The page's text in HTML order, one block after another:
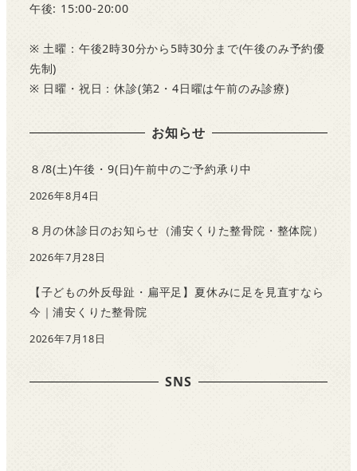
午後: 15:00-20:00
※ 土曜：午後2時30分から5時30分まで(午後のみ予約優
先制)
※ 日曜・祝日：休診(第2・4日曜は午前のみ診療)
お知らせ
８/8(土)午後・9(日)午前中のご予約承り中
2026年8月4日
８月の休診日のお知らせ（浦安くりた整骨院・整体院）
2026年7月28日
【子どもの外反母趾・扁平足】夏休みに足を見直すなら
今｜浦安くりた整骨院
2026年7月18日
SNS